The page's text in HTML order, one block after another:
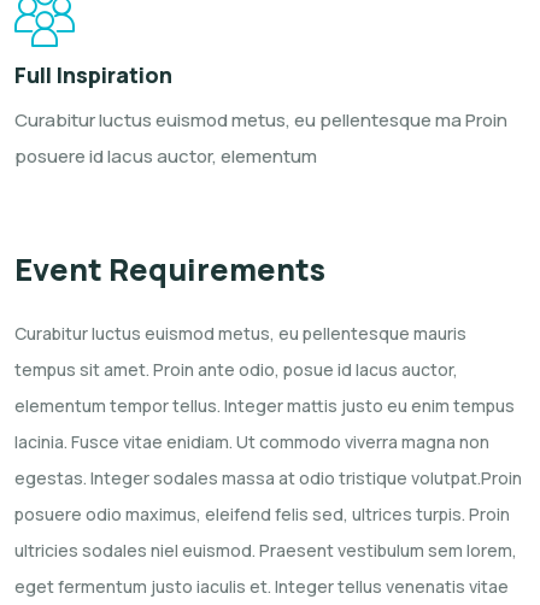
Full Inspiration
Curabitur luctus euismod metus, eu pellentesque ma Proin
posuere idlacus auctor, elementum
Event Requirements
Curabitur luctus euismod metus, eu pellentesque mauris
tempus sit amet. Proin ante odio, posue id lacus auctor,
elementum tempor tellus. Integer mattis justo eu enim tempus
lacinia. Fusce vitae enidiam. Ut commodo viverra magna non
egestas. Integer sodales massa at odio tristique volutpat.Proin
posuere odio maximus, eleifend felis sed, ultrices turpis. Proin
ultricies sodales niel euismod. Praesent vestibulum sem lorem,
eget fermentum justo iaculis et. Integer tellus venenatis vitae